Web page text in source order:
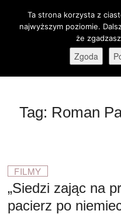
stare-
ZAPRASZAMY
Tag: Roman
FILMY
„Siedzi zając na
pacierz po
Otwórz
Ta strona korzysta z
najwyższym poziomie.
że
Zgoda